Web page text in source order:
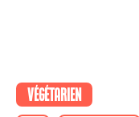
Végétarien